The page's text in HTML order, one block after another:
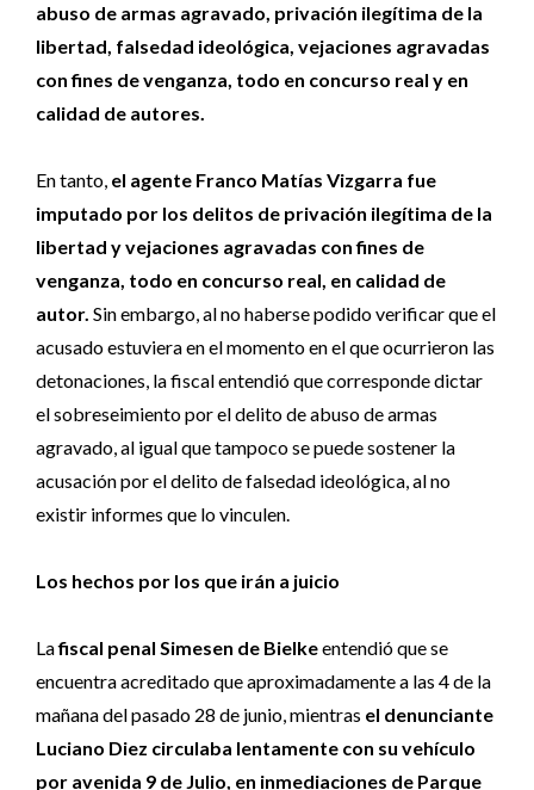
abuso de armas agravado, privación ilegítima de la
libertad, falsedad ideológica, vejaciones agravadas
con fines de venganza, todo en concurso real y en
calidad de autores.
En tanto, el agente Franco Matías Vizgarra fue
imputado por los delitos de privación ilegítima de la
libertad y vejaciones agravadas con fines de
venganza, todo en concurso real, en calidad de
autor. Sin embargo, al no haberse podido verificar que el
acusado estuviera en el momento en el que ocurrieron las
detonaciones, la fiscal entendió que corresponde dictar
el sobreseimiento por el delito de abuso de armas
agravado, al igual que tampoco se puede sostener la
acusación por el delito de falsedad ideológica, al no
existir informes que lo vinculen.
Los hechos por los que irán a juicio
Lafiscal penal Simesen de Bielkeentendió que se
encuentra acreditado que aproximadamente a las 4 de la
mañana del pasado 28 de junio, mientras el denunciante
Luciano Diez circulaba lentamente con su vehículo
por avenida 9 de Julio, en inmediaciones de Parque